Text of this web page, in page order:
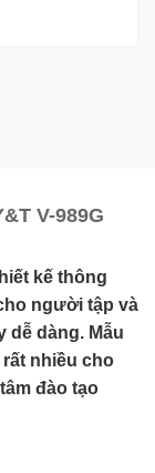
V-989G
kế thông
người tập và
dễ dàng. Mẫu
nhiều cho
đào tạo